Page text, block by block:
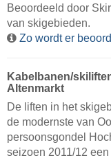
Beoordeeld door
van skigebieden.
Zo wordt er
Kabelbanen/​
Altenmarkt
De liften in het
de modernste van
persoonsgondel
seizoen 2011/12